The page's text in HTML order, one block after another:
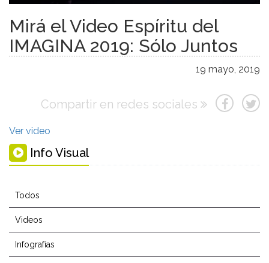
Mirá el Video Espíritu del
IMAGINA 2019: Sólo Juntos
19 mayo, 2019
Compartir en redes sociales
Ver video
Info Visual
Todos
Videos
Infografías